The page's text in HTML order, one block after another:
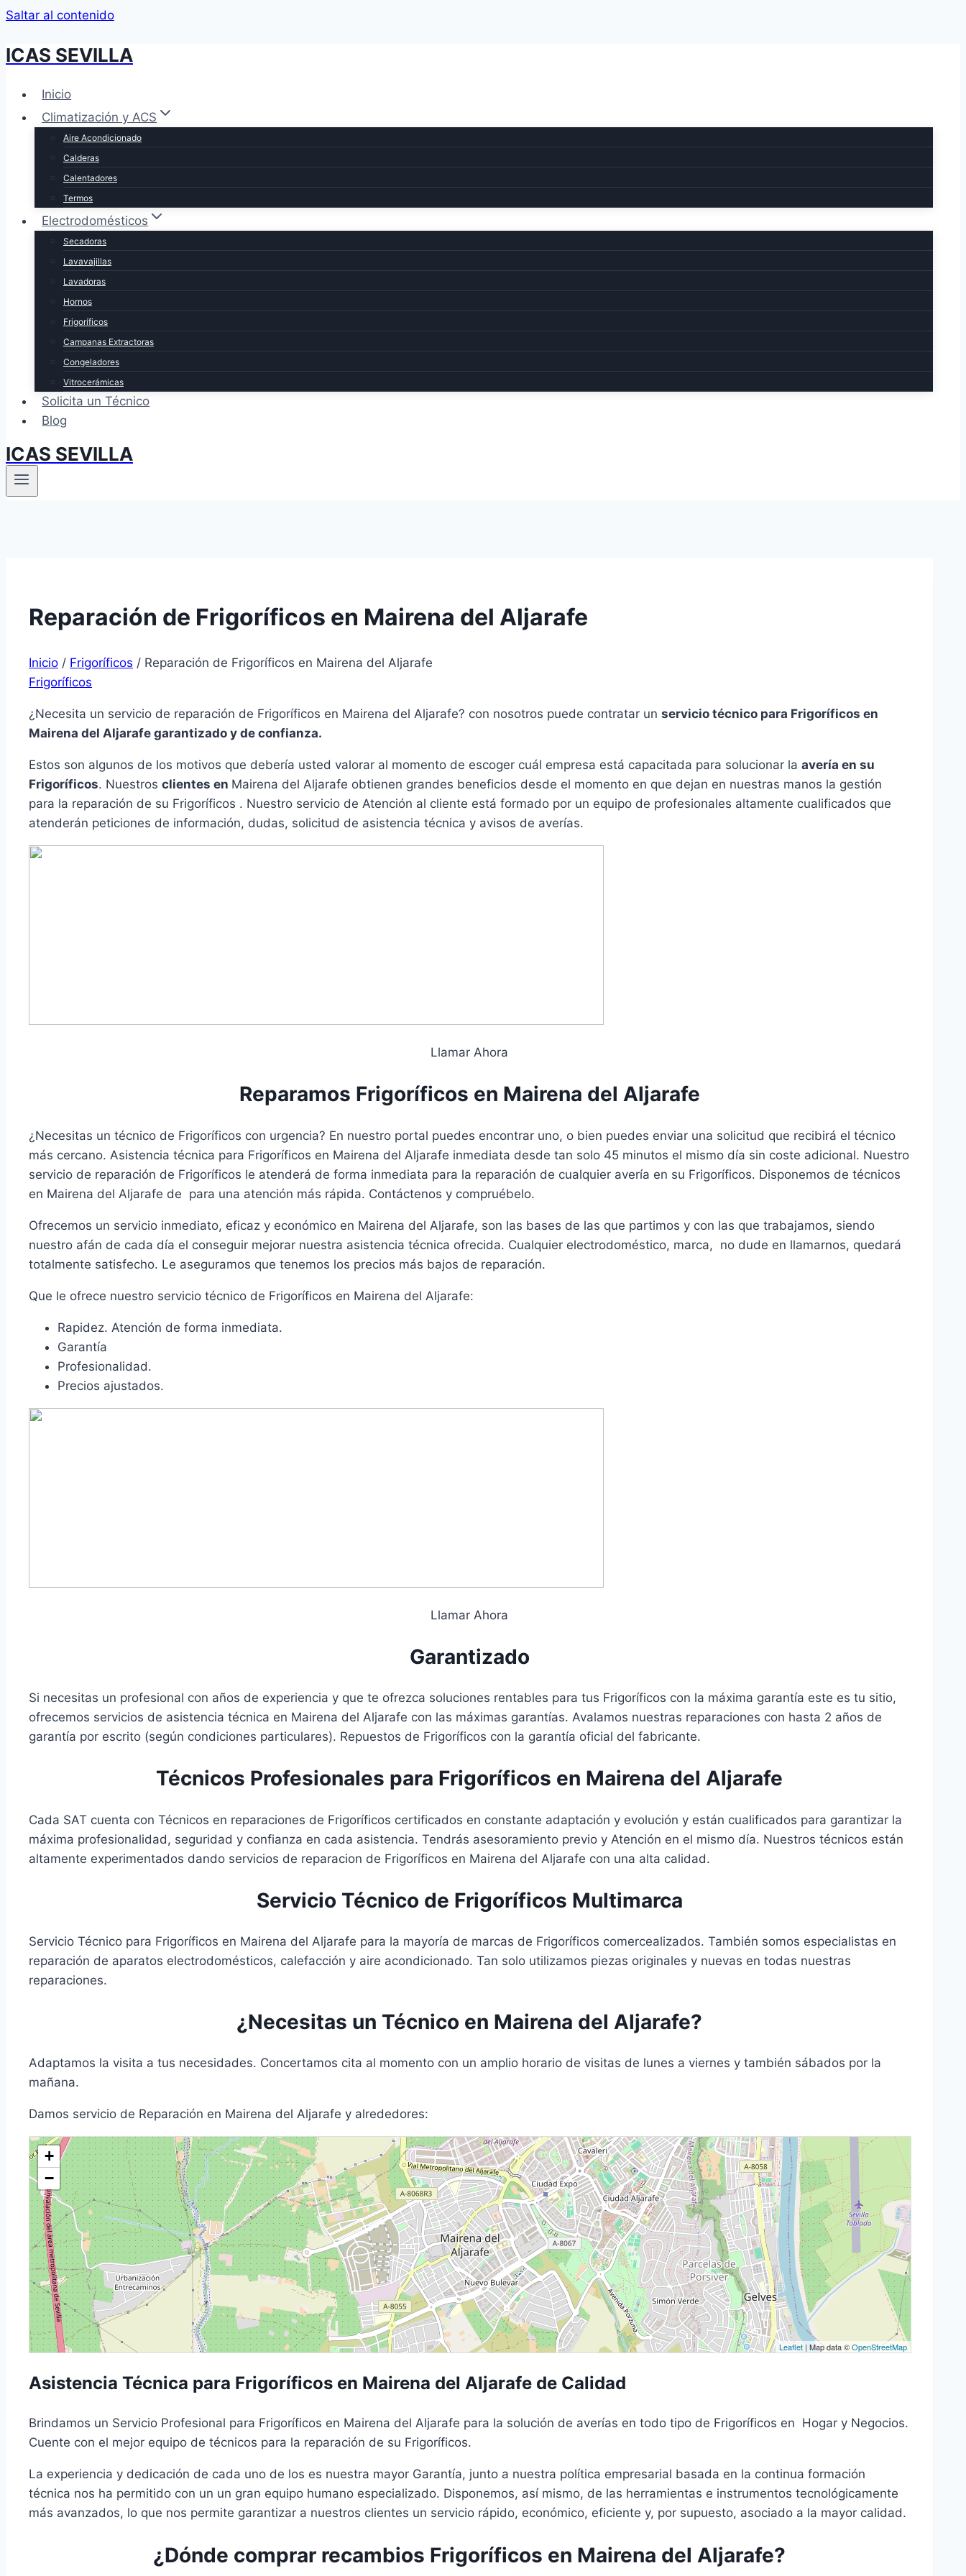
Saltar al contenido
ICAS SEVILLA
Inicio
Climatización y ACS
Aire Acondicionado
Calderas
Calentadores
Termos
Electrodomésticos
Secadoras
Lavavajillas
Lavadoras
Hornos
Frigoríficos
Campanas Extractoras
Congeladores
Vitrocerámicas
Solicita un Técnico
Blog
ICAS SEVILLA
Reparación de Frigoríficos en Mairena del Aljarafe
Inicio / Frigoríficos / Reparación de Frigoríficos en Mairena del Aljarafe
Frigoríficos
¿Necesita un servicio de reparación de Frigoríficos en Mairena del Aljarafe? con nosotros puede contratar un servicio técnico para Frigoríficos en
Mairena del Aljarafe garantizado y de confianza.
Estos son algunos de los motivos que debería usted valorar al momento de escoger cuál empresa está capacitada para solucionar la avería en su
Frigoríficos. Nuestros clientes en Mairena del Aljarafe obtienen grandes beneficios desde el momento en que dejan en nuestras manos la gestión
para la reparación de su Frigoríficos . Nuestro servicio de Atención al cliente está formado por un equipo de profesionales altamente cualificados que
atenderán peticiones de información, dudas, solicitud de asistencia técnica y avisos de averías.
Llamar Ahora
Reparamos Frigoríficos en Mairena del Aljarafe
¿Necesitas un técnico de Frigoríficos con urgencia? En nuestro portal puedes encontrar uno, o bien puedes enviar una solicitud que recibirá el técnico
más cercano. Asistencia técnica para Frigoríficos en Mairena del Aljarafe inmediata desde tan solo 45 minutos el mismo día sin coste adicional. Nuestro
servicio de reparación de Frigoríficos le atenderá de forma inmediata para la reparación de cualquier avería en su Frigoríficos. Disponemos de técnicos
en Mairena del Aljarafe de para una atención más rápida. Contáctenos y compruébelo.
Ofrecemos un servicio inmediato, eficaz y económico en Mairena del Aljarafe, son las bases de las que partimos y con las que trabajamos, siendo
nuestro afán de cada día el conseguir mejorar nuestra asistencia técnica ofrecida. Cualquier electrodoméstico, marca, no dude en llamarnos, quedará
totalmente satisfecho. Le aseguramos que tenemos los precios más bajos de reparación.
Que le ofrece nuestro servicio técnico de Frigoríficos en Mairena del Aljarafe:
Rapidez. Atención de forma inmediata.
Garantía
Profesionalidad.
Precios ajustados.
Llamar Ahora
Garantizado
Si necesitas un profesional con años de experiencia y que te ofrezca soluciones rentables para tus Frigoríficos con la máxima garantía este es tu sitio,
ofrecemos servicios de asistencia técnica en Mairena del Aljarafe con las máximas garantías. Avalamos nuestras reparaciones con hasta 2 años de
garantía por escrito (según condiciones particulares). Repuestos de Frigoríficos con la garantía oficial del fabricante.
Técnicos Profesionales para Frigoríficos en Mairena del Aljarafe
Cada SAT cuenta con Técnicos en reparaciones de Frigoríficos certificados en constante adaptación y evolución y están cualificados para garantizar la
máxima profesionalidad, seguridad y confianza en cada asistencia. Tendrás asesoramiento previo y Atención en el mismo día. Nuestros técnicos están
altamente experimentados dando servicios de reparacion de Frigoríficos en Mairena del Aljarafe con una alta calidad.
Servicio Técnico de Frigoríficos Multimarca
Servicio Técnico para Frigoríficos en Mairena del Aljarafe para la mayoría de marcas de Frigoríficos comercealizados. También somos especialistas en
reparación de aparatos electrodomésticos, calefacción y aire acondicionado. Tan solo utilizamos piezas originales y nuevas en todas nuestras
reparaciones.
¿Necesitas un Técnico en Mairena del Aljarafe?
Adaptamos la visita a tus necesidades. Concertamos cita al momento con un amplio horario de visitas de lunes a viernes y también sábados por la
mañana.
Damos servicio de Reparación en Mairena del Aljarafe y alrededores:
+
−
Leaflet | Map data ©OpenStreetMap
Asistencia Técnica para Frigoríficos en Mairena del Aljarafe de Calidad
Brindamos un Servicio Profesional para Frigoríficos en Mairena del Aljarafe para la solución de averías en todo tipo de Frigoríficos en Hogar y Negocios.
Cuente con el mejor equipo de técnicos para la reparación de su Frigoríficos.
La experiencia y dedicación de cada uno de los es nuestra mayor Garantía, junto a nuestra política empresarial basada en la continua formación
técnica nos ha permitido con un un gran equipo humano especializado. Disponemos, así mismo, de las herramientas e instrumentos tecnológicamente
más avanzados, lo que nos permite garantizar a nuestros clientes un servicio rápido, económico, eficiente y, por supuesto, asociado a la mayor calidad.
¿Dónde comprar recambios Frigoríficos en Mairena del Aljarafe?